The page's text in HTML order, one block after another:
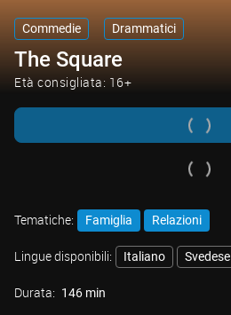
Commedie Drammatici
The Square
Età consigliata: 16+
Tematiche: Famiglia Relazioni
Lingue disponibili: Italiano Svedese
Durata: 146 min